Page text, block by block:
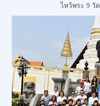
ไหว้พระ 9 วัด